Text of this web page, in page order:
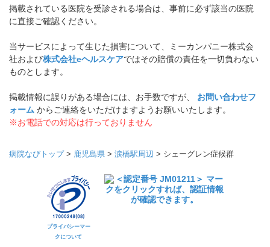
掲載されている医院を受診される場合は、事前に必ず該当の医院
に直接ご確認ください。
当サービスによって生じた損害について、ミーカンパニー株式会
社および株式会社eヘルスケアではその賠償の責任を一切負わない
ものとします。
掲載情報に誤りがある場合には、お手数ですが、 お問い合わせフ
ォーム からご連絡をいただけますようお願いいたします。
※お電話での対応は行っておりません
病院なびトップ> 鹿児島県 > 涙橋駅周辺 > シェーグレン症候群
プライバシーマー
クについて